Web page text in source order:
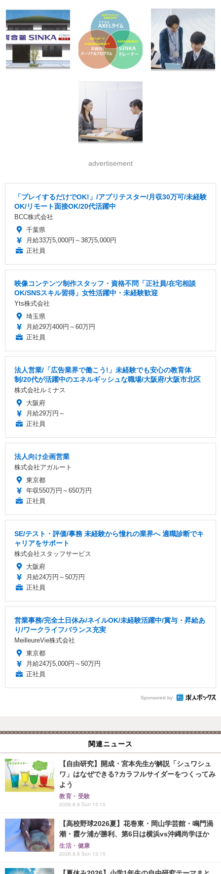
advertisement
「プレイするだけでOK!」/アプリテスター/月収30万可/未経験
OK/リモート面接OK/20代活躍中
BCC株式会社
千葉県
月給33万5,000円～38万5,000円
正社員
映像コンテンツ制作スタッフ・資格不問「正社員/在宅相談
OK/SNSスキル習得」女性活躍中・未経験歓迎
Yts株式会社
埼玉県
月給29万400円～60万円
正社員
法人営業/「広告業界で働こう!」未経験でも安心の教育体
制/20代が活躍中のエネルギッシュな職場/大阪府/大阪市北区
株式会社ルミナス
大阪府
月給29万円～
正社員
法人向け企画営業
株式会社アガルート
東京都
年収550万円～650万円
正社員
SE/テスト・評価/事務 未経験から憧れの業界へ 適職診断でキ
ャリアをサポート
株式会社スタッフサービス
大阪府
月給24万円～50万円
正社員
営業事務/完全土日休み/ネイルOK/未経験活躍中/賞与・昇給あ
り/ワークライフバランス充実
MeilleureVie株式会社
東京都
月給24万5,000円～50万円
正社員
Sponsored by
関連ニュース
【自由研究】開成・宮本先生が解説「シュワシュ
ワ」はなぜできる?カラフルサイダーをつくってみ
よう
教育・受験
2026.8.9 Sun 15:15
【高校野球2026夏】花巻東・岡山学芸館・鳴門渦
潮・霞ケ浦が勝利、第6日は横浜vs沖縄尚学ほか
生活・健康
2026.8.9 Sun 13:15